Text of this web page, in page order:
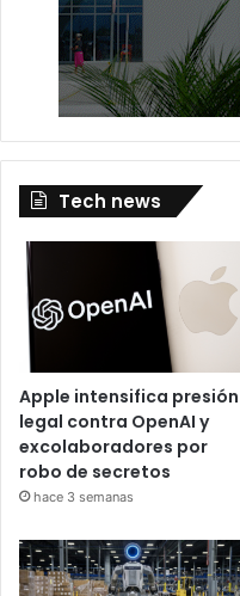
Tech news
Apple intensifica presión
legal contra OpenAI y
excolaboradores por
robo de secretos
hace 3 semanas